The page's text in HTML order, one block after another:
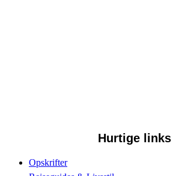
Hurtige links
Opskrifter